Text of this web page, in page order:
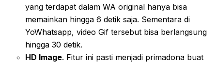
yang terdapat dalam WA original hanya bisa
memainkan hingga 6 detik saja. Sementara di
YoWhatsapp, video Gif tersebut bisa berlangsung
hingga 30 detik.
HD Image. Fitur ini pasti menjadi primadona buat